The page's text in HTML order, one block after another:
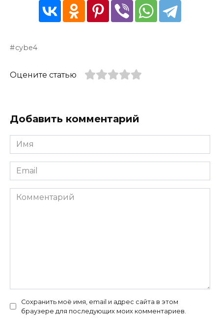
cybe4
Оцените статью
Добавить комментарий
Имя
*
Email
*
Комментарий
Сохранить моё имя, email и адрес сайта в этом
браузере для последующих моих комментариев.